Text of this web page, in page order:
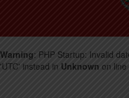
Warning: PHP Startup: Invalid
'UTC' instead in Unknown on line